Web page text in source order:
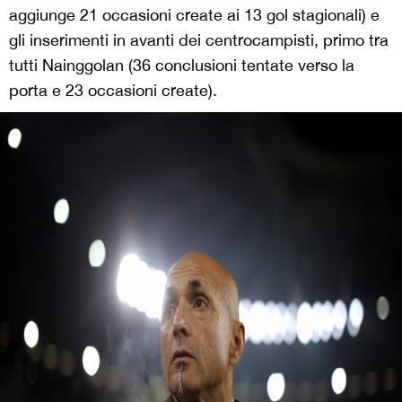
aggiunge 21 occasioni create ai 13 gol stagionali) e
gli inserimenti in avanti dei centrocampisti, primo tra
tutti Nainggolan (36 conclusioni tentate verso la
porta e 23 occasioni create).